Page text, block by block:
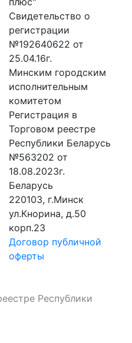
Свидетельство о
регистрации
№192640622 от
25.04.16г.
Минским городским
исполнительным
комитетом
Регистрация в
Торговом реестре
Республики Беларусь
№563202 от
18.08.2023г.
Беларусь
220103, г.Минск
ул.Кнорина, д.50
корп.23
Договор публичной
оферты
Республики